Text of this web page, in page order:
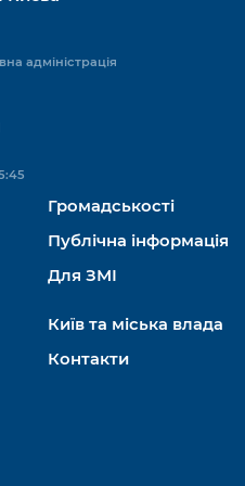
адміністрація
Цифровий
стану
стану
адміністрація
Громадськості
Публічна інформація
Для ЗМІ
Київ та міська влада
Контакти